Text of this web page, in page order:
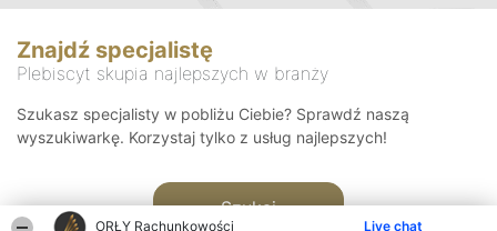
ORŁY Rachunkowości Live chat
Znajdź specjalistę
Plebiscyt skupia najlepszych w branży
Szukasz specjalisty w pobliżu Ciebie? Sprawdź naszą
wyszukiwarkę. Korzystaj tylko z usług najlepszych!
Szukaj